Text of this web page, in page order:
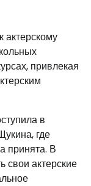
актерскому
привлекая
в
где
принята. В
свои актерские